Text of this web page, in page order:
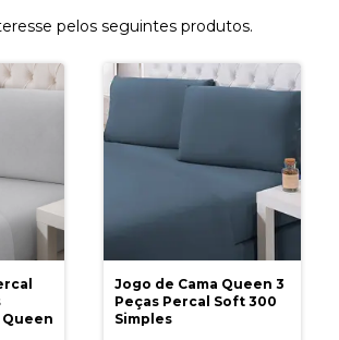
pelos seguintes produtos.
Queen
Jogo de Cama Queen 3
Peças Percal Soft 300
Simples